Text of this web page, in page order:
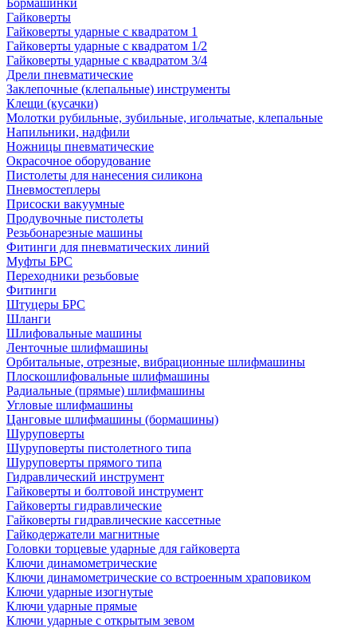
Бормашинки
Гайковерты
Гайковерты ударные с квадратом 1
Гайковерты ударные с квадратом 1/2
Гайковерты ударные с квадратом 3/4
Дрели пневматические
Заклепочные (клепальные) инструменты
Клещи (кусачки)
Молотки рубильные, зубильные, игольчатые, клепальные
Напильники, надфили
Ножницы пневматические
Окрасочное оборудование
Пистолеты для нанесения силикона
Пневмостеплеры
Присоски вакуумные
Продувочные пистолеты
Резьбонарезные машины
Фитинги для пневматических линий
Муфты БРС
Переходники резьбовые
Фитинги
Штуцеры БРС
Шланги
Шлифовальные машины
Ленточные шлифмашины
Орбитальные, отрезные, вибрационные шлифмашины
Плоскошлифовальные шлифмашины
Радиальные (прямые) шлифмашины
Угловые шлифмашины
Цанговые шлифмашины (бормашины)
Шуруповерты
Шуруповерты пистолетного типа
Шуруповерты прямого типа
Гидравлический инструмент
Гайковерты и болтовой инструмент
Гайковерты гидравлические
Гайковерты гидравлические кассетные
Гайкодержатели магнитные
Головки торцевые ударные для гайковерта
Ключи динамометрические
Ключи динамометрические со встроенным храповиком
Ключи ударные изогнутые
Ключи ударные прямые
Ключи ударные с открытым зевом